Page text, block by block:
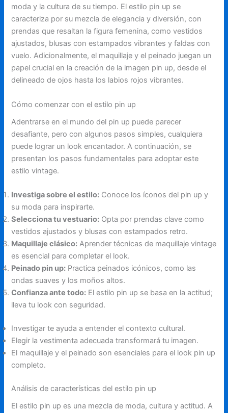
moda y la cultura de su tiempo. El estilo pin up se
caracteriza por su mezcla de elegancia y diversión, con
prendas que resaltan la figura femenina, como vestidos
ajustados, blusas con estampados vibrantes y faldas con
vuelo. Adicionalmente, el maquillaje y el peinado juegan un
papel crucial en la creación de la imagen pin up, desde el
delineado de ojos hasta los labios rojos vibrantes.
Cómo comenzar con el estilo pin up
Adentrarse en el mundo del pin up puede parecer
desafiante, pero con algunos pasos simples, cualquiera
puede lograr un look encantador. A continuación, se
presentan los pasos fundamentales para adoptar este
estilo vintage.
Investiga sobre el estilo: Conoce los íconos del pin up y
su moda para inspirarte.
Selecciona tu vestuario: Opta por prendas clave como
vestidos ajustados y blusas con estampados retro.
Maquillaje clásico: Aprender técnicas de maquillaje vintage
es esencial para completar el look.
Peinado pin up: Practica peinados icónicos, como las
ondas suaves y los moños altos.
Confianza ante todo: El estilo pin up se basa en la actitud;
lleva tu look con seguridad.
Investigar te ayuda a entender el contexto cultural.
Elegir la vestimenta adecuada transformará tu imagen.
El maquillaje y el peinado son esenciales para el look pin up
completo.
Análisis de características del estilo pin up
El estilo pin up es una mezcla de moda, cultura y actitud. A